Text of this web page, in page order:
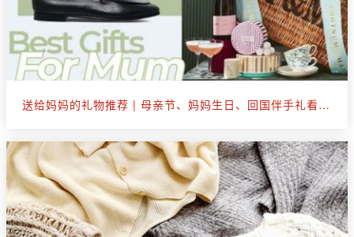
送给妈妈的礼物推荐 | 母亲节、妈妈生日、回国伴手礼看这篇就够了